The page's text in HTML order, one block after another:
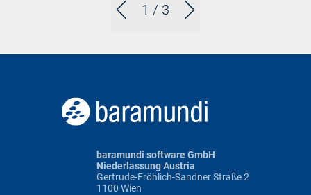
1 / 3
baramundi software GmbH
Niederlassung Austria
Gertrude-Fröhlich-Sandner Straße 2
1100 Wien